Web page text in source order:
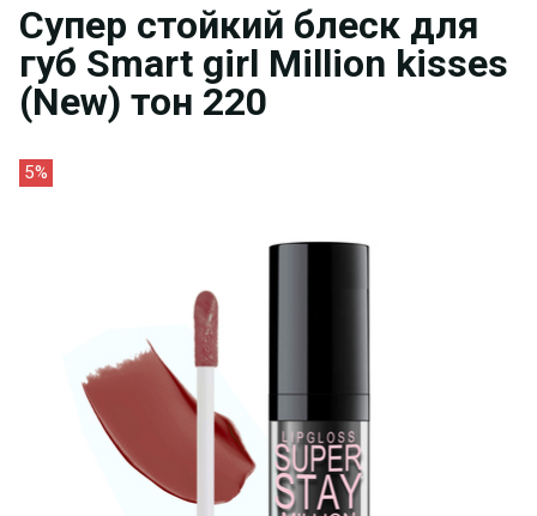
Супер стойкий блеск для
губ Smart girl Million kisses
(New) тон 220
5%